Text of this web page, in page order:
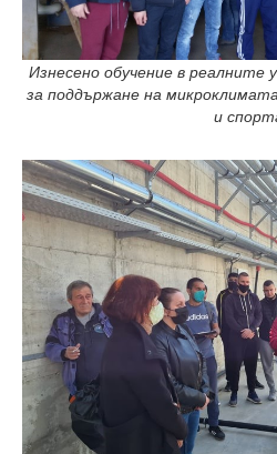
Изнесено обучение в реалните
за поддържане на
и